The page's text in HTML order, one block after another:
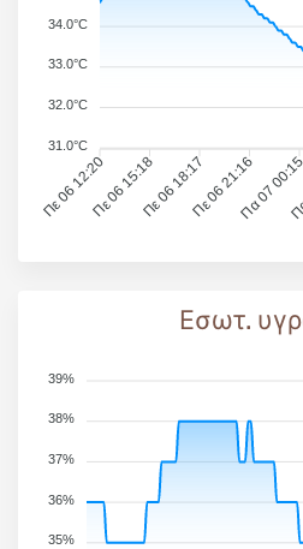
Πε 06 12:20Πε 06 15:18Πε 06 18:17Πε 06 21:16
Πα 07
34.0°C
33.0°C
32.0°C
31.0°C
Εσωτ.
39%
38%
37%
36%
35%